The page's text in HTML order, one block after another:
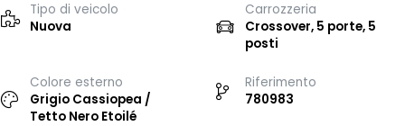
Tipo di veicolo
Nuova
Carrozzeria
Crossover, 5 porte, 5
posti
Colore esterno
Grigio Cassiopea /
Tetto Nero Etoilé
Riferimento
780983